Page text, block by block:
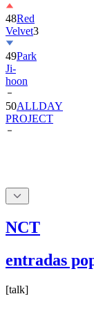
48Red
Velvet3
49Park
Ji-
hoon
50ALLDAY
PROJECT
NCT
entradas
[talk]